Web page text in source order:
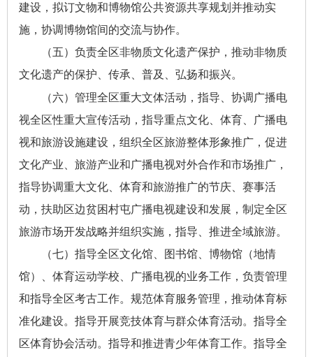
建设，拟订文物和博物馆公共资源共享规划并推动实
施，协调博物馆间的交流与协作。
（五）负责全区非物质文化遗产保护，推动非物质
文化遗产的保护、传承、普及、弘扬和振兴。
（六）管理全区重大文体活动，指导、协调广播电
视全区性重大宣传活动，指导重点文化、体育、广播电
视和旅游设施建设，组织全区旅游整体形象推广，促进
文化产业、旅游产业和广播电视对外合作和市场推广，
指导协调重大文化、体育和旅游推广的节庆、赛事活
动，扶助区边贫困村屯广播电视建设和发展，制定全区
旅游市场开发战略并组织实施，指导、推进全域旅游。
（七）指导全区文化馆、图书馆、博物馆（地情
馆）、体育运动学校、广播电视的业务工作，负责管理
和指导全区考古工作。规范体育服务管理，推动体育标
准化建设。指导开展竞技体育与群众体育活动。指导全
区体育协会活动。指导和推进青少年体育工作。指导全